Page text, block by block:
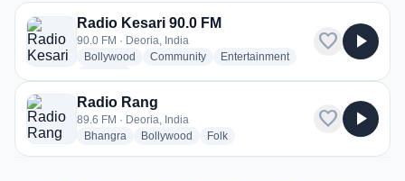
2 Radiosender aus Deoria
Radio Kesari 90.0 FM
90.0 FM · Deoria, India
Bollywood radio stations
Communityradio stations
Entertainmentradio stations
favorite play_arrow
Radio Rang
89.6 FM · Deoria, India
Bhangra radio stations
Bollywood radio stations
Folkradio stations
favorite play_arrow